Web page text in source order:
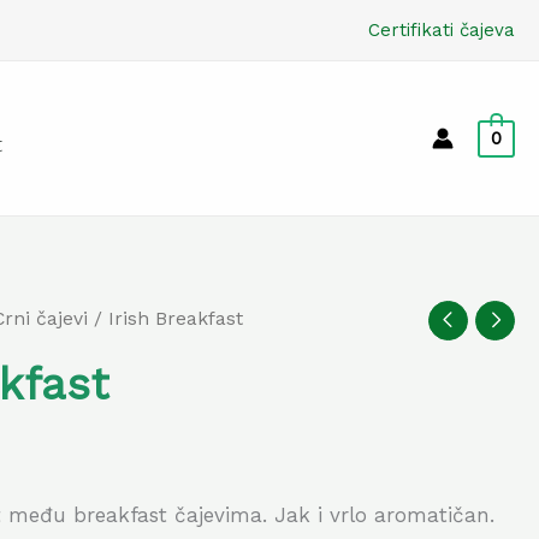
Certifikati čajeva
0
čajevi / Irish Breakfast
među breakfast čajevima. Jak i vrlo aromatičan.